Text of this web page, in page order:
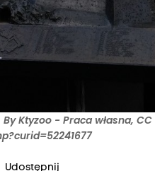
Ktyzoo - Praca własna, CC
Udostępnij